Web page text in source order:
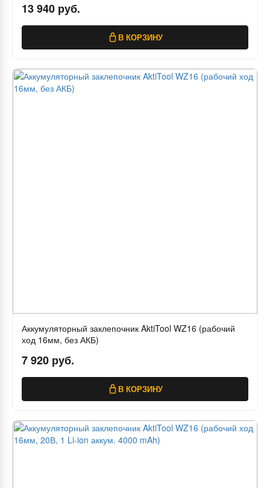
13 940 руб.
В КОРЗИНУ
Аккумуляторный заклепочник AktiTool WZ16 (рабочий
ход 16мм, без АКБ)
7 920 руб.
В КОРЗИНУ